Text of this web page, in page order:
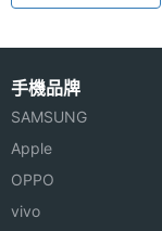
手機品牌
SAMSUNG
Apple
OPPO
vivo